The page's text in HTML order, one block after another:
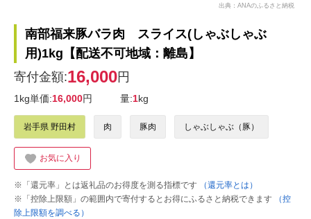
出典：ANAのふるさと納税
南部福来豚バラ肉 スライス(しゃぶしゃぶ
用)1kg【配送不可地域：離島】
寄付金額:16,000円
1kg単価:16,000円 量:1kg
岩手県 野田村 肉 豚肉 しゃぶしゃぶ（豚）
お気に入り
※「還元率」とは返礼品のお得度を測る指標です
（還元率とは）
※「控除上限額」の範囲内で寄付するとお得にふるさと納税できます
（控
除上限額を調べる）